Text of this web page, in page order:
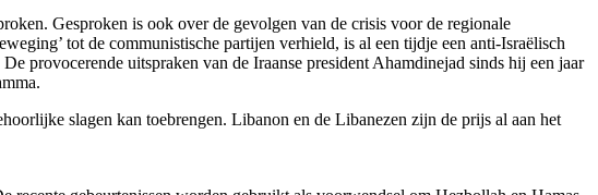
Gesproken is ook over de gevolgen van de crisis voor de regionale
tot de communistische partijen verhield, is al een tijdje een anti-Israëlisch
provocerende uitspraken van de Iraanse president Ahamdinejad sinds hij een jaar
slagen kan toebrengen. Libanon en de Libanezen zijn de prijs al aan het